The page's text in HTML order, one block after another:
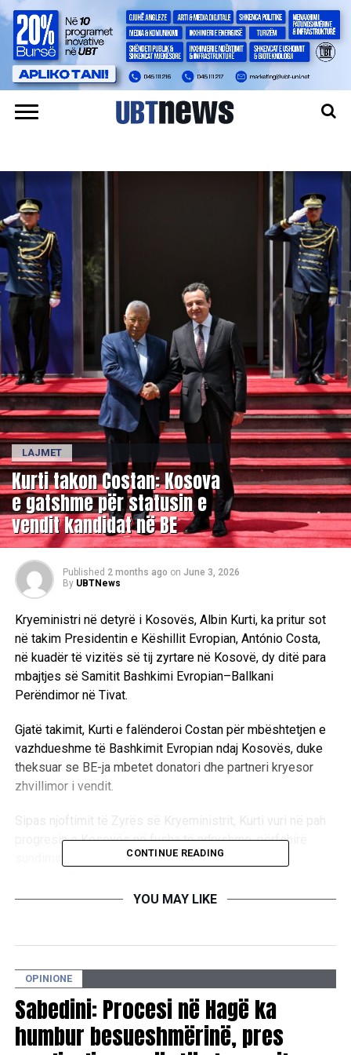
LAJMET
Kurti takon Costan: Kosova
e gatshme për statusin e
vendit kandidat në BE
Published 2 months ago on June 3, 2026
By UBTNews
Kryeministri në detyrë i Kosovës, Albin Kurti, ka pritur sot
në takim Presidentin e Këshillit Evropian, António Costa,
në kuadër të vizitës së tij zyrtare në Kosovë, dy ditë para
mbajtjes së Samitit Bashkimi Evropian–Ballkani
Perëndimor në Tivat.
Gjatë takimit, Kurti e falënderoi Costan për mbështetjen e
vazhdueshme të Bashkimit Evropian ndaj Kosovës, duke
theksuar se BE-ja mbetet donatori dhe partneri kryesor
zhvillimor i vendit.
Sipas njoftimit të Zyrës së Kryeministrit, Kurti vuri në pah
progresin e Kosovës në fusha të ndryshme, përfshirë
sundimin e ligjit, luftën kundër korrupsionit, lirinë e
ekonomike që, sipas tij, është ndër më të shpejtat në rajon.
reformave që burojnë nga Plani i Rritjes së Bashkimit
Evropian dhe instrumentet e tjera të para-anëtarësimit,
duke nënvizuar rëndësinë e marrjes së statusit të vendit
kandidat për anëtarësim në BE.
Në takim u diskutua gjithashtu për bashkëpunimin me
CONTINUE READING
YOU MAY LIKE
OPINIONE
Sabedini: Procesi në Hagë ka
humbur besueshmërinë, pres